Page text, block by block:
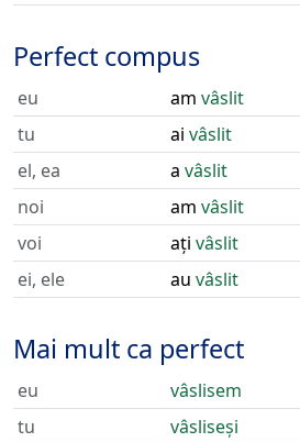
Perfect compus
eu am vâslit
tu
ai vâslit
el, ea
a vâslit
noi
am vâslit
voi
ați vâslit
ei, ele
au vâslit
Mai mult ca perfect
eu
vâslisem
tu
vâsliseși